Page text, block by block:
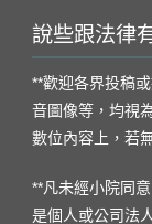
說些跟法律
**歡迎各界投稿
音圖像等，均視
數位內容上，若
**凡未經小院同
是個人或公司法